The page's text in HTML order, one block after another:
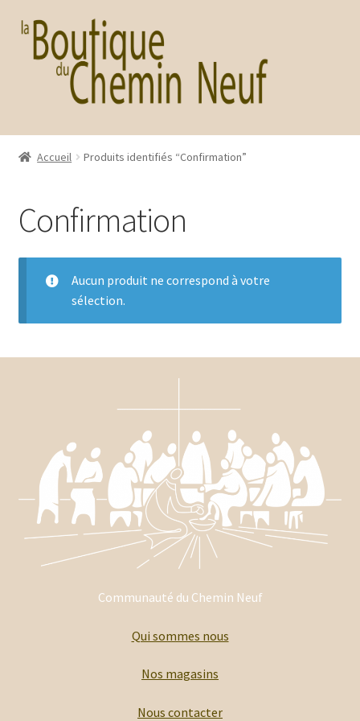
Aller
navigation
Aller
contenu
Accueil Produits identifiés “Confirmation”
Confirmation
Aucun produit ne correspond à votre
sélection.
Communauté du Chemin Neuf
Qui sommes nous
Nos magasins
Nous contacter